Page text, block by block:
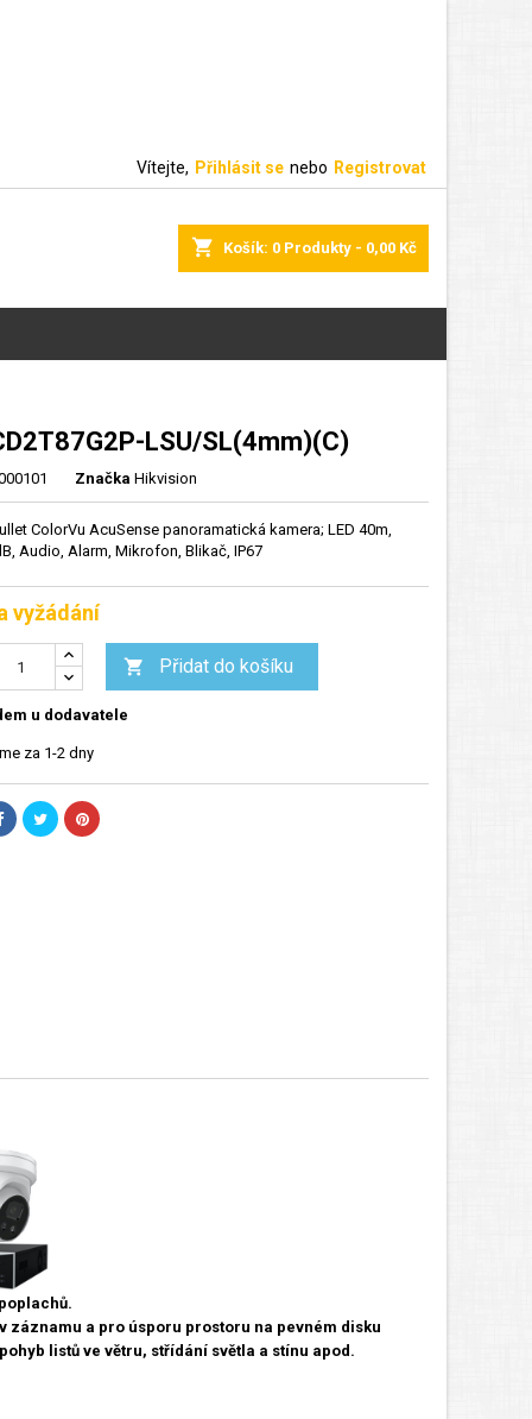
Vítejte, Přihlásit se nebo Registrovat
shopping_cart Košík: 0 Produkty - 0,00 Kč
LSU/SL(4mm)(C)
Značka Hikvision
ColorVu AcuSense panoramatická kamera; LED 40m,
Audio, Alarm, Mikrofon, Blikač, IP67
vyžádání
 Přidat do košíku
u dodavatele
za 1-2 dny
a pro úsporu prostoru na pevném disku
listů ve větru, střídání světla a stínu apod.